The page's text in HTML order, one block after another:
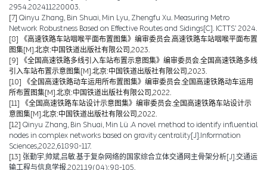
2954.202411220003.
[7] Qinyu Zhang, Bin Shuai, Min Lyu, Zhengfu Xu. Measuring Metro
Network Robustness Based on Effective Routes and Sidings[C]. ICTTS’ 2024.
[8]
《高速铁路车站咽喉平面布置图集》编审委员会.高速铁路车站咽喉平面布置
图集[M].北京:中国铁道出版社有限公司,2023.
[9]
《全国高速铁路多线引入车站布置示意图集》编审委员会.全国高速铁路多线
引入车站布置示意图集[M].北京:中国铁道出版社有限公司,2023.
[10]
《全国高速铁路动车运用所布置图集》编审委员会.全国高速铁路动车运用
所布置图集[M].北京:中国铁道出版社有限公司,2022.
[11]
《全国高速铁路车站设计示意图集》编审委员会.全国高速铁路车站设计示
意图集[M].北京:中国铁道出版社有限公司,2022.
[12] Qinyu Zhang, Bin Shuai, Min Lü .A novel method to identify influential
nodes in complex networks based on gravity centrality[J].Information
Sciences,2022,61898-117.
[13] 张勤宇,帅斌,吕敏.基于复杂网络的国家综合立体交通网主骨架分析[J].交通运
输工程与信息学报,2021,19(04):98-105.